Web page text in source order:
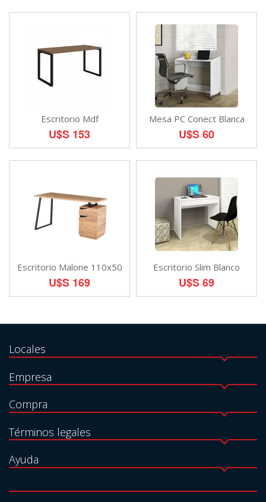
Escritorio Mdf
U$S 153
Mesa PC Conect Blanca
U$S 60
Escritorio Malone 110x50
U$S 169
Escritorio Slim Blanco
U$S 69
Locales
Empresa
Compra
Términos legales
Ayuda